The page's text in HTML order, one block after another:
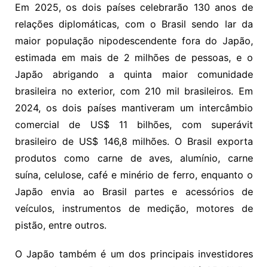
Em 2025, os dois países celebrarão 130 anos de
relações diplomáticas, com o Brasil sendo lar da
maior população nipodescendente fora do Japão,
estimada em mais de 2 milhões de pessoas, e o
Japão abrigando a quinta maior comunidade
brasileira no exterior, com 210 mil brasileiros. Em
2024, os dois países mantiveram um intercâmbio
comercial de US$ 11 bilhões, com superávit
brasileiro de US$ 146,8 milhões. O Brasil exporta
produtos como carne de aves, alumínio, carne
suína, celulose, café e minério de ferro, enquanto o
Japão envia ao Brasil partes e acessórios de
veículos, instrumentos de medição, motores de
pistão, entre outros.
O Japão também é um dos principais investidores